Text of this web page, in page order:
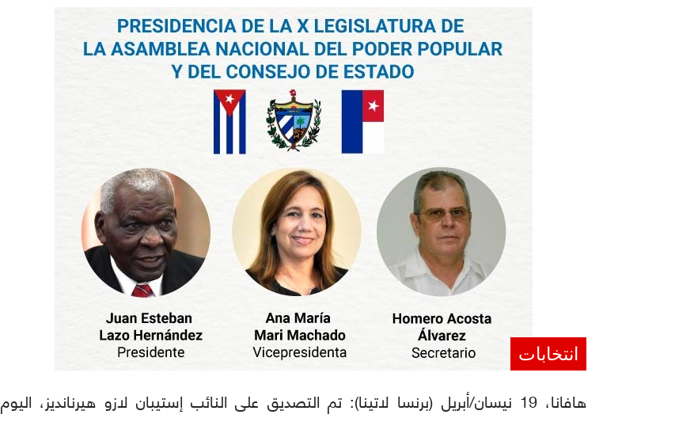
انتخابات
هافانا، 19 نيسان/أبريل (برنسا لاتينا): تم التصديق على النائب إستيبان لازو هيرنانديز، اليوم